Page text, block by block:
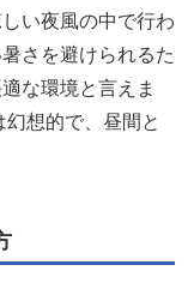
い夜風の中で行わ
さを避けられるた
な環境と言えま
想的で、昼間と